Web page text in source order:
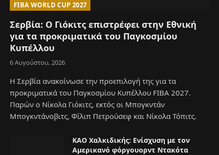
FIBA WORLD CUP 2027
Σερβία: Ο Γιόκιτς επιστρέφει στην Εθνική
για τα προκριματικά του Παγκοσμίου
Κυπέλλου
6 Αυγούστου, 2026
Η Σερβία ανακοίνωσε την προεπιλογή της για τα
προκριματικά του Παγκοσμίου Κυπέλλου FIBA 2027.
Παρών ο Νίκολα Γιόκιτς, εκτός οι Μπογκντάν
Μπογκντάνοβιτς, Φίλιπ Πετρούσεφ και Νίκολα Τόπιτς.
ΚΑΟ Χαλκιδικής: Ενίσχυση με τον
Αμερικανό φόργουορντ Ντακότα